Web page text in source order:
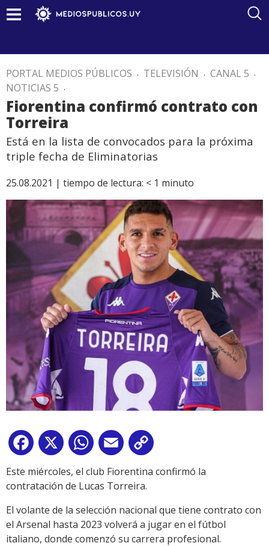
PORTAL MEDIOS PÚBLICOS . TELEVISIÓN . CANAL 5 .
NOTICIAS 5 .
Fiorentina confirmó contrato con
Torreira
Está en la lista de convocados para la próxima
triple fecha de Eliminatorias
25.08.2021 | tiempo de lectura: < 1 minuto
Facebook
X WhatsApp
Email
Link
Este miércoles, el club Fiorentina confirmó la
contratación de Lucas Torreira.
El volante de la selección nacional que tiene contrato con
el Arsenal hasta 2023 volverá a jugar en el fútbol
italiano, donde comenzó su carrera profesional.